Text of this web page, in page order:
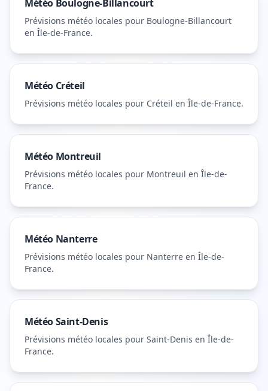
Météo Boulogne-Billancourt
Prévisions météo locales pour Boulogne-Billancourt
en Île-de-France.
Météo Créteil
Prévisions météo locales pour Créteil en Île-de-France.
Météo Montreuil
Prévisions météo locales pour Montreuil en Île-de-
France.
Météo Nanterre
Prévisions météo locales pour Nanterre en Île-de-
France.
MétéoSaint-Denis
Prévisions météo locales pour Saint-Denis en Île-de-
France.